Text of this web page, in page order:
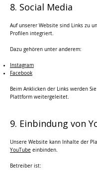
8. Social Media
Auf unserer Website sind Links zu
Profilen integriert.
Dazu gehören unter anderem:
Instagram
Facebook
Beim Anklicken der Links werden
Plattform weitergeleitet.
9. Einbindung von
Unsere Website kann Inhalte der
YouTube einbinden.
Betreiber ist: